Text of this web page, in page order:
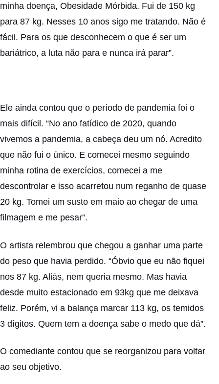
minha doença, Obesidade Mórbida. Fui de 150 kg
para 87 kg. Nesses 10 anos sigo me tratando. Não é
fácil. Para os que desconhecem o que é ser um
bariátrico, a luta não para e nunca irá parar”.
Ele ainda contou que o período de pandemia foi o
mais difícil. “No ano fatídico de 2020, quando
vivemos a pandemia, a cabeça deu um nó. Acredito
que não fui o único. E comecei mesmo seguindo
minha rotina de exercícios, comecei a me
descontrolar e isso acarretou num reganho de quase
20 kg. Tomei um susto em maio ao chegar de uma
filmagem e me pesar”.
O artista relembrou que chegou a ganhar uma parte
do peso que havia perdido. “Óbvio que eu não fiquei
nos 87 kg. Aliás, nem queria mesmo. Mas havia
desde muito estacionado em 93kg que me deixava
feliz. Porém, vi a balança marcar 113 kg, os temidos
3 dígitos. Quem tem a doença sabe o medo que dá”.
O comediante contou que se reorganizou para voltar
ao seu objetivo.